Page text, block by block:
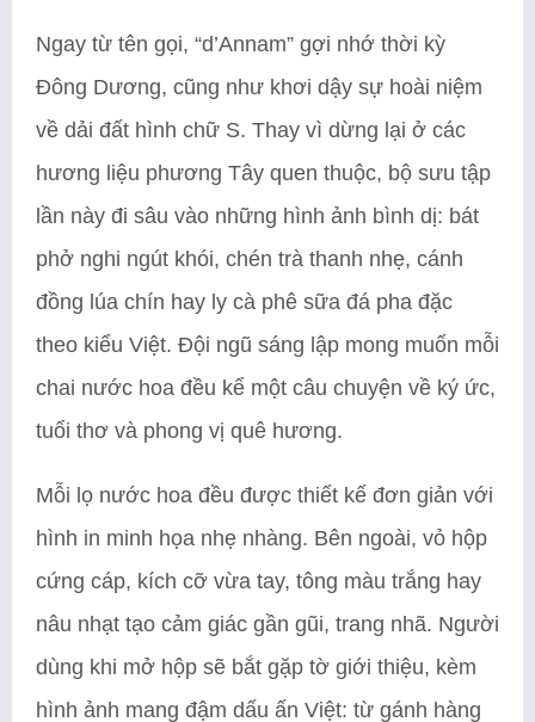
Ngay từ tên gọi, “d’Annam” gợi nhớ thời kỳ
Đông Dương, cũng như khơi dậy sự hoài niệm
về dải đất hình chữ S. Thay vì dừng lại ở các
hương liệu phương Tây quen thuộc, bộ sưu tập
lần này đi sâu vào những hình ảnh bình dị: bát
phở nghi ngút khói, chén trà thanh nhẹ, cánh
đồng lúa chín hay ly cà phê sữa đá pha đặc
theo kiểu Việt. Đội ngũ sáng lập mong muốn mỗi
chai nước hoa đều kể một câu chuyện về ký ức,
tuổi thơ và phong vị quê hương.
Mỗi lọ nước hoa đều được thiết kế đơn giản với
hình in minh họa nhẹ nhàng. Bên ngoài, vỏ hộp
cứng cáp, kích cỡ vừa tay, tông màu trắng hay
nâu nhạt tạo cảm giác gần gũi, trang nhã. Người
dùng khi mở hộp sẽ bắt gặp tờ giới thiệu, kèm
hình ảnh mang đậm dấu ấn Việt: từ gánh hàng